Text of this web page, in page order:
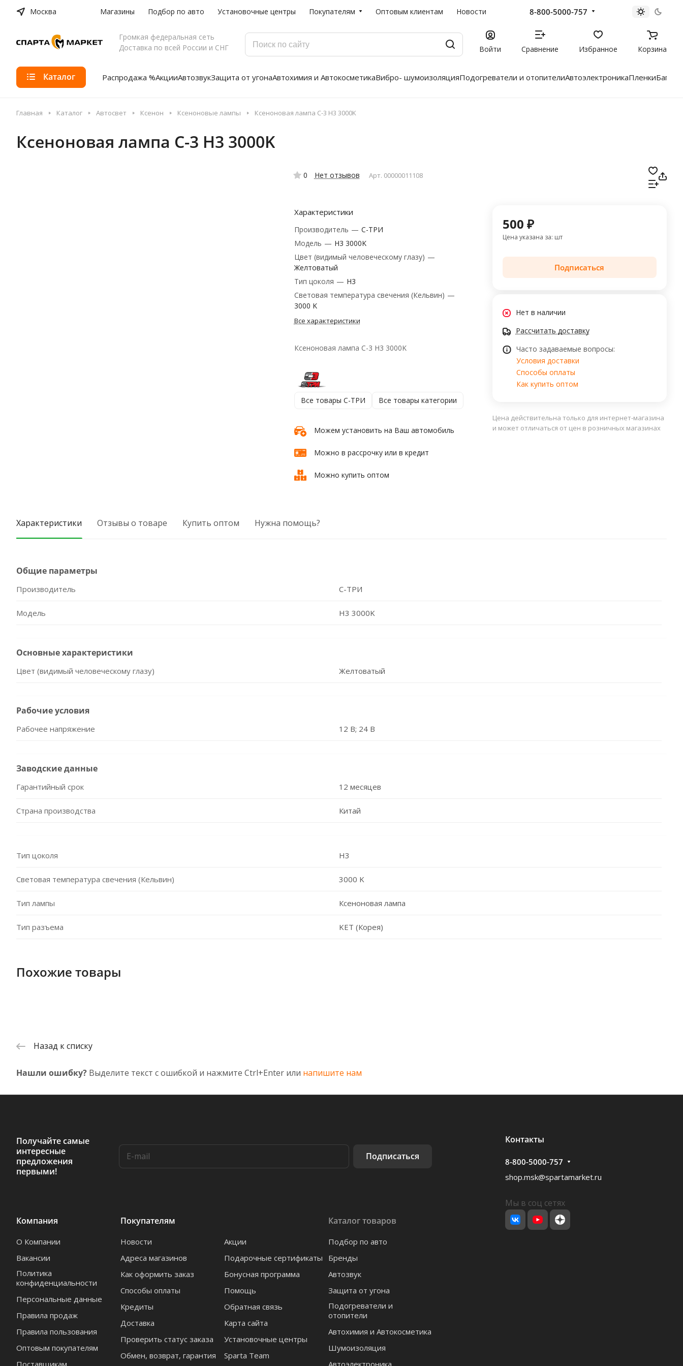
Москва Магазины Подбор по авто Установочные центры Покупателям Оптовым клиентам Новости 8-800-5000-757
Громкая федеральная сеть
Доставка по всей России и СНГ
Войти Сравнение Избранное Корзина
Каталог Распродажа %АкцииАвтозвукЗащита от угонаАвтохимия и АвтокосметикаВибро- шумоизоляцияПодогреватели и отопителиАвтоэлектроникаПленки
Главная Каталог Автосвет Ксенон Ксеноновые лампы Ксеноновая лампа C-3 H3 3000K
Ксеноновая лампа C-3 H3 3000K
0 Нет отзывов Арт. 00000011108
Характеристики
Производитель — C-ТРИ
Модель — H3 3000K
Цвет (видимый человеческому глазу) —
Желтоватый
Тип цоколя — H3
Световая температура свечения (Кельвин) —
3000 K
Все характеристики
Ксеноновая лампа C-3 H3 3000K
Все товары C-ТРИ Все товары категории
Можем установить на Ваш автомобиль
Можно в рассрочку или в кредит
Можно купить оптом
500 ₽
Цена указана за: шт
Подписаться
Нет в наличии
Рассчитать доставку
Часто задаваемые вопросы:
Условия доставки
Способы оплаты
Как купить оптом
Цена действительна только для интернет-магазина
и может отличаться от цен в розничных магазинах
Характеристики Отзывы о товаре Купить оптом Нужна помощь?
Общие параметры
Производитель C-ТРИ
Модель H3 3000K
Основные характеристики
Цвет (видимый человеческому глазу) Желтоватый
Рабочие условия
Рабочее напряжение 12 В; 24 В
Заводские данные
Гарантийный срок 12 месяцев
Страна производства Китай
Тип цоколя H3
Световая температура свечения (Кельвин) 3000 K
Тип лампы Ксеноновая лампа
Тип разъема KET (Корея)
Похожие товары
Назад к списку
Нашли ошибку? Выделите текст с ошибкой и нажмите Ctrl+Enter или напишите нам
Получайте самые
интересные
предложения
первыми!
Подписаться
Компания
О Компании
Вакансии
Политика
конфиденциальности
Персональные данные
Правила продаж
Правила пользования
Оптовым покупателям
Поставщикам
Покупателям
Новости
Адреса магазинов
Как оформить заказ
Способы оплаты
Кредиты
Доставка
Проверить статус заказа
Обмен, возврат, гарантия
Акции
Подарочные сертификаты
Бонусная программа
Помощь
Обратная связь
Карта сайта
Установочные центры
Sparta Team
Каталог товаров
Подбор по авто
Бренды
Автозвук
Защита от угона
Подогреватели и
отопители
Автохимия и Автокосметика
Шумоизоляция
Автоэлектроника
Контакты
8-800-5000-757
shop.msk@spartamarket.ru
Мы в соц сетях